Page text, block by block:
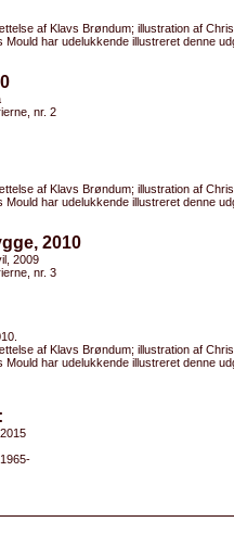
af Klavs Brøndum; illustration af
Mould har udelukkende illustreret denne
nr. 2
af Klavs Brøndum; illustration af
Mould har udelukkende illustreret denne
2010
2009
nr. 3
af Klavs Brøndum; illustration af
Mould har udelukkende illustreret denne